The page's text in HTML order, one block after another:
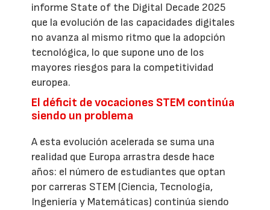
informe State of the Digital Decade 2025
que la evolución de las capacidades digitales
no avanza al mismo ritmo que la adopción
tecnológica, lo que supone uno de los
mayores riesgos para la competitividad
europea.
El déficit de vocaciones STEM continúa
siendo un problema
A esta evolución acelerada se suma una
realidad que Europa arrastra desde hace
años: el número de estudiantes que optan
por carreras STEM (Ciencia, Tecnología,
Ingeniería y Matemáticas) continúa siendo